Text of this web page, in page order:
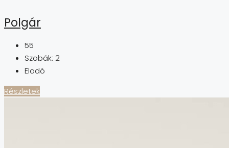
Polgár
55
Szobák: 2
Eladó
Részletek